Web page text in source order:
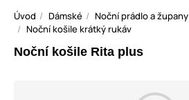
Úvod Dámské Noční prádlo a župany
Noční košile krátký rukáv
Noční košile Rita plus